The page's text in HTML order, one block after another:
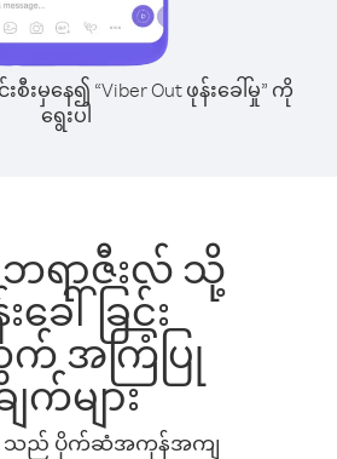
စီးမှနေ၍ “Viber Out ဖုန်းခေါ်မှု” ကို
ရွေးပါ
ဘရာဇီးလ် သို့
ခေါ်ခြင်း
အကြံပြု
ျက်များ
သည် ပိုက်ဆံအကုန်အကျ